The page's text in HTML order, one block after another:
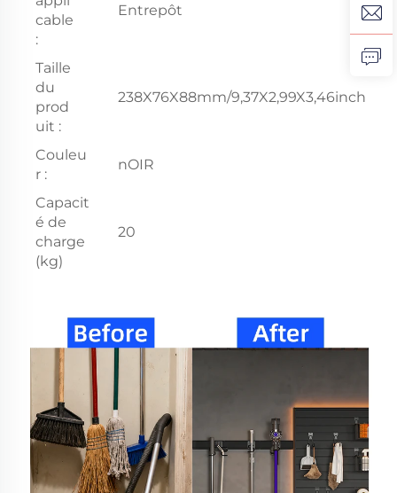
cable
:
Entrepôt
Taille
du
prod
uit :
238X76X88mm/9,37X2,99X3,46inch
Couleu
r :
nOIR
Capacit
é de
charge
(kg)
20